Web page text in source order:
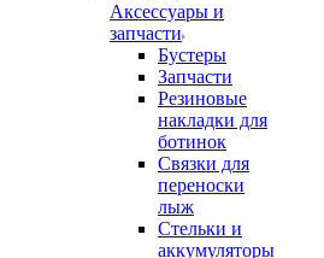
Аксессуары и
запчасти
Бустеры
Запчасти
Резиновые
накладки для
ботинок
Связки для
переноски
лыж
Стельки и
аккумуляторы